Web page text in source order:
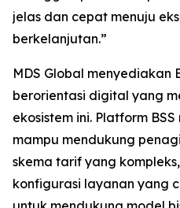
jelas dan cepat menuju
berkelanjutan.”
MDS Global menyediakan
berorientasi digital yang
ekosistem ini. Platform
mampu mendukung
skema tarif yang
konfigurasi layanan yang